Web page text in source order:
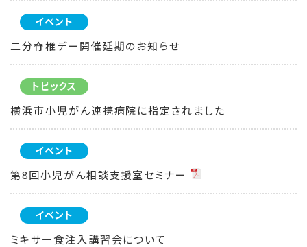
イベント
二分脊椎デー開催延期のお知らせ
トピックス
横浜市小児がん連携病院に指定されました
イベント
第8回小児がん相談支援室セミナー
イベント
ミキサー食注入講習会について